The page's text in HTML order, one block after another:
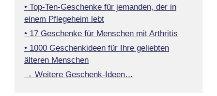
• Top-Ten-Geschenke für jemanden, der in
einem Pflegeheim lebt
• 17 Geschenke für Menschen mit Arthritis
• 1000 Geschenkideen für Ihre geliebten
älteren Menschen
→ Weitere Geschenk-Ideen…